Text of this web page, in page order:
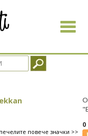
Toggle
повече значки >>